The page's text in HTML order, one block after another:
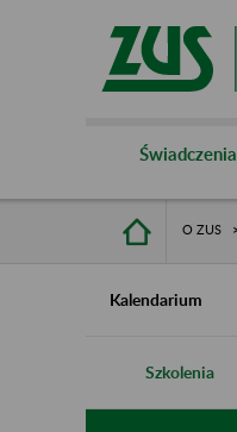
Świadczenia
O ZUS
Kalendarium
Szkolenia